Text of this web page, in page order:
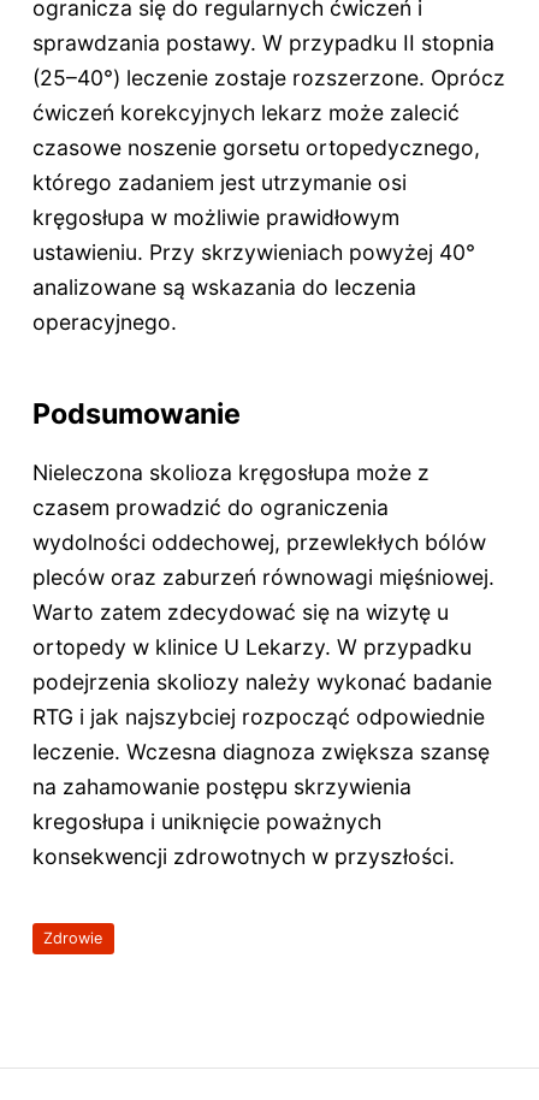
ogranicza się do regularnych ćwiczeń i
sprawdzania postawy. W przypadku II stopnia
(25–40°) leczenie zostaje rozszerzone. Oprócz
ćwiczeń korekcyjnych lekarz może zalecić
czasowe noszenie gorsetu ortopedycznego,
którego zadaniem jest utrzymanie osi
kręgosłupa w możliwie prawidłowym
ustawieniu. Przy skrzywieniach powyżej 40°
analizowane są wskazania do leczenia
operacyjnego.
Podsumowanie
Nieleczona skolioza kręgosłupa może z
czasem prowadzić do ograniczenia
wydolności oddechowej, przewlekłych bólów
pleców oraz zaburzeń równowagi mięśniowej.
Warto zatem zdecydować się na wizytę u
ortopedy w klinice U Lekarzy. W przypadku
podejrzenia skoliozy należy wykonać badanie
RTG i jak najszybciej rozpocząć odpowiednie
leczenie. Wczesna diagnoza zwiększa szansę
na zahamowanie postępu skrzywienia
kregosłupa i uniknięcie poważnych
konsekwencji zdrowotnych w przyszłości.
Zdrowie